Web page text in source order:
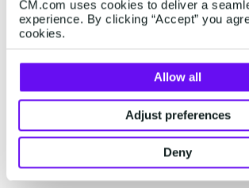
CM.com uses cookies to deliver a
experience. By clicking “Accept” you
cookies.
Allow all
Adjust preferences
Deny
في نشرة الخبار أو إلغاء اشتراكه
المحادثة.
عن قائمة المشتركين.
الذين يرغبون بالاطلاع على
باستمرار.